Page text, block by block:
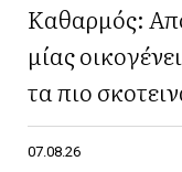
Καθαρμός:
μίας
τα πιο
07.08.26